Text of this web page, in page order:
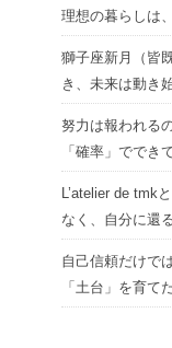
理想の暮らしは
獅子座新月（皆
き、未来は動き
努力は報われる
「確率」ででき
L’atelier de tmk
なく、自分に還
自己信頼だけで
「土台」を育て